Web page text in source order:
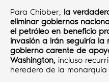
Para Chibber, la
eliminar gobiernos
el petróleo en beneficio
invasión a Irán seguiría la
gobierno carente de
Washington, incluso
heredero de la monarquía